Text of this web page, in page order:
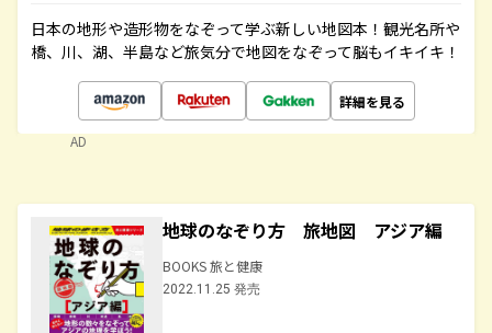
日本の地形や造形物をなぞって学ぶ新しい地図本！観光名所や
橋、川、湖、半島など旅気分で地図をなぞって脳もイキイキ！
詳細を見る
AD
地球のなぞり方 旅地図 アジア編
BOOKS 旅と健康
2022.11.25 発売